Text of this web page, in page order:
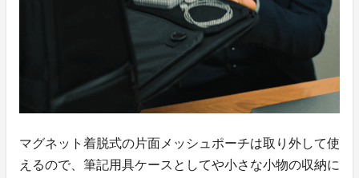
マグネット着脱式の片面メッシュポーチは取り外して使
えるので、筆記用具ケースとしてや小さな小物の収納に